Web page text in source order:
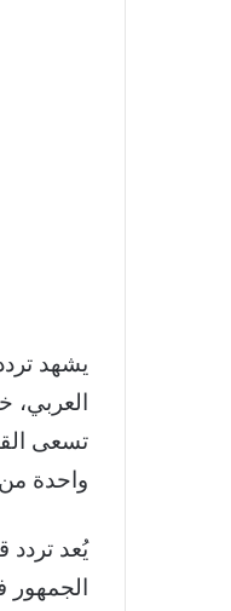
العربي،
تسعى
واحدة من
الجمهور